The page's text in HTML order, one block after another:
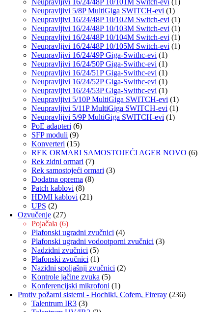
Neupravljivi 16/24/48P 10/101M Switch-evi (1)
Neupravljivi 5/8P MultiGiga SWITCH-evi (1)
Neupravljivi 16/24/48P 10/102M Switch-evi (1)
Neupravljivi 16/24/48P 10/103M Switch-evi (1)
Neupravljivi 16/24/48P 10/104M Switch-evi (1)
Neupravljivi 16/24/48P 10/105M Switch-evi (1)
Neupravljivi 16/24/49P Giga-Swithc-evi (1)
Neupravljivi 16/24/50P Giga-Swithc-evi (1)
Neupravljivi 16/24/51P Giga-Swithc-evi (1)
Neupravljivi 16/24/52P Giga-Swithc-evi (1)
Neupravljivi 16/24/53P Giga-Swithc-evi (1)
Neupravljivi 5/10P MultiGiga SWITCH-evi (1)
Neupravljivi 5/11P MultiGiga SWITCH-evi (1)
Neupravljivi 5/9P MultiGiga SWITCH-evi (1)
PoE adapteri (6)
SFP moduli (9)
Konverteri (15)
REK ORMARI SAMOSTOJEĆI AGER NOVO (6)
Rek zidni ormari (7)
Rek samostojeći ormari (3)
Dodatna oprema (8)
Patch kablovi (8)
HDMI kablovi (21)
UPS (2)
Ozvučenje (27)
Pojačala (6)
Plafonski ugradni zvučnici (4)
Plafonski ugradni vodootporni zvučnici (3)
Nadzidni zvučnici (5)
Plafonski zvučnici (1)
Nazidni spoljašnji zvučnici (2)
Kontrole jačine zvuka (5)
Konferencijski mikrofoni (1)
Protiv požarni sistemi - Hochiki, Cofem, Fireray (236)
Talentrum IR3 (3)